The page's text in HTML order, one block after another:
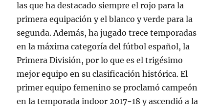
las que ha destacado siempre el rojo para la
primera equipación y el blanco y verde para la
segunda. Además, ha jugado trece temporadas
en la máxima categoría del fútbol español, la
Primera División, por lo que es el trigésimo
mejor equipo en su clasificación histórica. El
primer equipo femenino se proclamó campeón
en la temporada indoor 2017-18 y ascendió a la